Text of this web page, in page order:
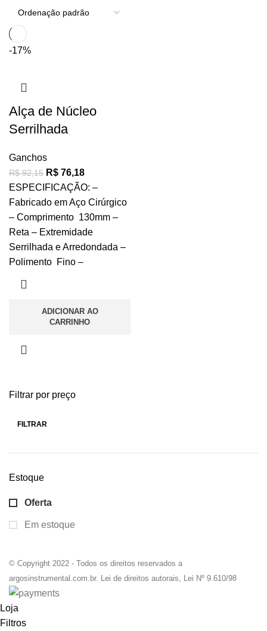
Filtrar por preço
FILTRAR
Estoque
Oferta
Em estoque
-17%
Alça de Núcleo
Serrilhada
Ganchos
R$92,15 R$ 76,18
ESPECIFICAÇÃO: –
Fabricado em Aço Cirúrgico
– Comprimento 130mm –
Reta – Extremidade
Serrilhada e Arredondada –
Polimento Fino –
ADICIONAR AO
CARRINHO
© Copyright 2022 - Todos os direitos reservados a
argosinstrumental.com.br. Lei de direitos autorais, Lei Nº 9.610/98
Loja
Filtros